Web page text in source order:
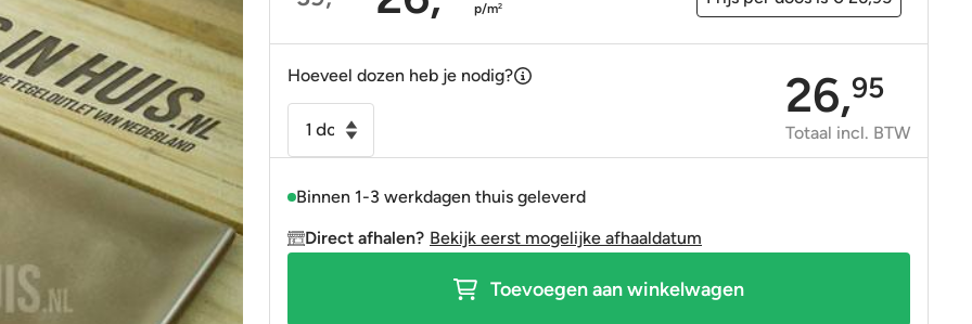
Portugees
Anti-slip
» Alle stijlen
Bruin
OP=OP tegels
Decortegels
» Alle stijlen Roze
Goud
» Alle kleuren
OP=OP tegels
Oorspronkelijke
was:
Huidige
is:
p/m2
Hoeveel dozen heb je nodig?
Wandtegel
Artic
10x20cm
beige
(
26,95
Totaal incl. BTW
Binnen 1-3 werkdagen thuis geleverd
Direct afhalen? Bekijk eerst mogelijke afhaaldatum
Toevoegen aan winkelwagen